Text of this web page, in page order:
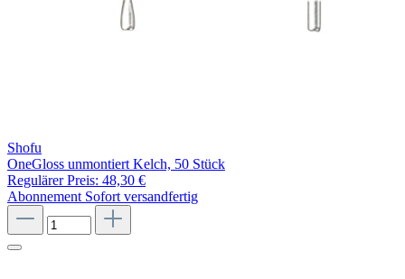
Shofu
OneGloss unmontiert Kelch, 50 Stück
Regulärer Preis: 48,30 €
Abonnement Sofort versandfertig